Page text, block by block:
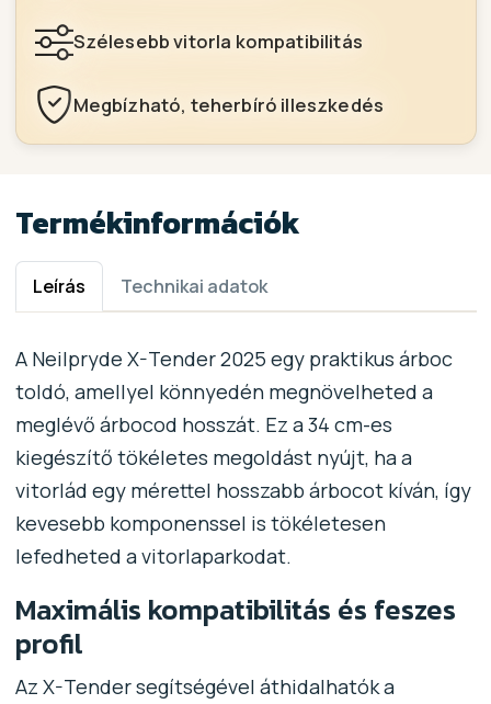
Szélesebb vitorla kompatibilitás
Megbízható, teherbíró illeszkedés
Termékinformációk
Leírás Technikai adatok
A Neilpryde X-Tender 2025 egy praktikus árboc
toldó, amellyel könnyedén megnövelheted a
meglévő árbocod hosszát. Ez a 34 cm-es
kiegészítő tökéletes megoldást nyújt, ha a
vitorlád egy mérettel hosszabb árbocot kíván, így
kevesebb komponenssel is tökéletesen
lefedheted a vitorlaparkodat.
Maximális kompatibilitás és feszes
profil
Az X-Tender segítségével áthidalhatók a